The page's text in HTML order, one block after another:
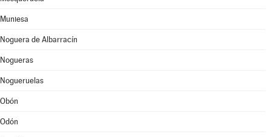
Muniesa
Noguera de Albarracín
Nogueras
Nogueruelas
Obón
Odón